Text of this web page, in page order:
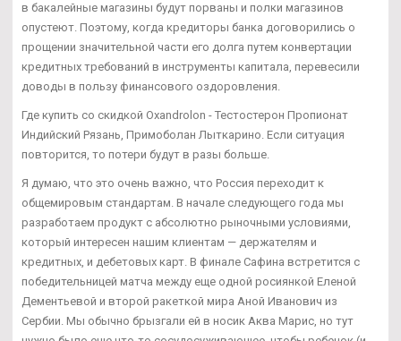
в бакалейные магазины будут порваны и полки магазинов
опустеют. Поэтому, когда кредиторы банка договорились о
прощении значительной части его долга путем конвертации
кредитных требований в инструменты капитала, перевесили
доводы в пользу финансового оздоровления.
Где купить со скидкой Oxandrolon - Тестостерон Пропионат
Индийский Рязань, Примоболан Лыткарино. Если ситуация
повторится, то потери будут в разы больше.
Я думаю, что это очень важно, что Россия переходит к
общемировым стандартам. В начале следующего года мы
разработаем продукт с абсолютно рыночными условиями,
который интересен нашим клиентам — держателям и
кредитных, и дебетовых карт. В финале Сафина встретится с
победительницей матча между еще одной росиянкой Еленой
Дементьевой и второй ракеткой мира Аной Иванович из
Сербии. Мы обычно брызгали ей в носик Аква Марис, но тут